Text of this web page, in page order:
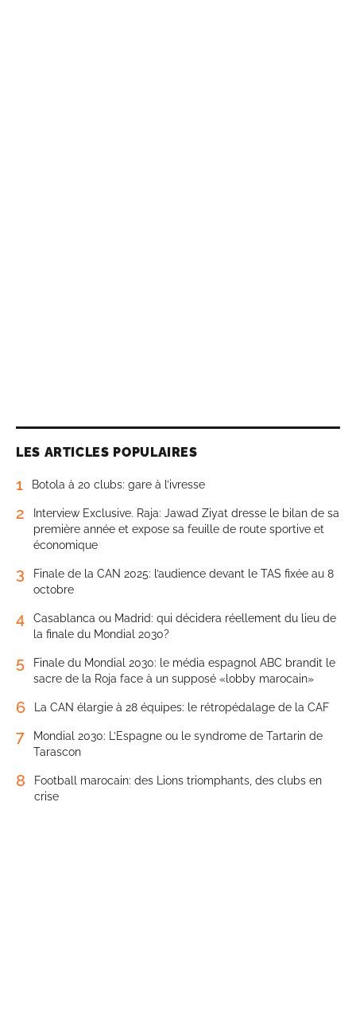
LES ARTICLES POPULAIRES
1 Botola à 20 clubs: gare à l’ivresse
2
Interview Exclusive. Raja: Jawad Ziyat dresse le bilan de sa
première année et expose sa feuille de route sportive et
économique
3
Finale de la CAN 2025: l’audience devant le TAS fixée au 8
octobre
4
Casablanca ou Madrid: qui décidera réellement du lieu de
la finale du Mondial 2030?
5
Finale du Mondial 2030: le média espagnol ABC brandit le
sacre de la Roja face à un supposé «lobby marocain»
6 La CAN élargie à 28 équipes: le rétropédalage de la CAF
7
Mondial 2030: L’Espagne ou le syndrome de Tartarin de
Tarascon
8
Football marocain: des Lions triomphants, des clubs en
crise